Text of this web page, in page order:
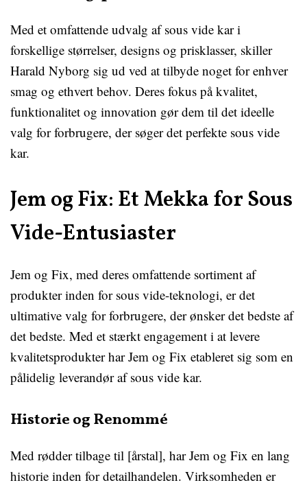
Med et omfattende udvalg af sous vide kar i
forskellige størrelser, designs og prisklasser, skiller
Harald Nyborg sig ud ved at tilbyde noget for enhver
smag og ethvert behov. Deres fokus på kvalitet,
funktionalitet og innovation gør dem til det ideelle
valg for forbrugere, der søger det perfekte sous vide
kar.
Jem og Fix: Et Mekka for Sous
Vide-Entusiaster
Jem og Fix, med deres omfattende sortiment af
produkter inden for sous vide-teknologi, er det
ultimative valg for forbrugere, der ønsker det bedste af
det bedste. Med et stærkt engagement i at levere
kvalitetsprodukter har Jem og Fix etableret sig som en
pålidelig leverandør af sous vide kar.
Historie og Renommé
Med rødder tilbage til [årstal], har Jem og Fix en lang
historie inden for detailhandelen. Virksomheden er